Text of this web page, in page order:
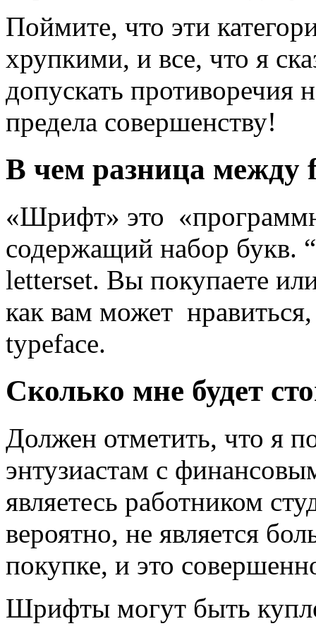
Поймите, что эти
хрупкими, и все, что я
допускать
предела совершенству!
В чем разница между
«Шрифт» это
содержащий набор букв.
letterset. Вы покупаете
как вам может
typeface.
Сколько мне будет
Должен отметить, что я
энтузиастам с
являетесь работником
вероятно, не является
покупке, и это
Шрифты могут быть